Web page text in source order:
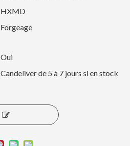
HXMD
Forgeage
Oui
Candeliver de 5 à 7 jours si en stock